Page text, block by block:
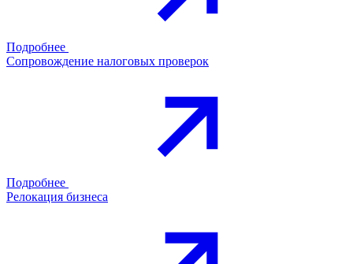
Подробнее
Сопровождение налоговых проверок
Подробнее
Релокация бизнеса